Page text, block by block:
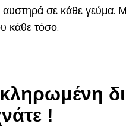
αυστηρά σε κάθε γεύμα.
κάθε τόσο.
!